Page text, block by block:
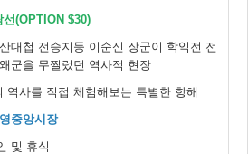
선(OPTION $30)
대첩 전승지등 이순신 장군이 학익전 전
군을 무찔렀던 역사적 현장
역사를 직접 체험해보는 특별한 항해
중앙시장
및 휴식